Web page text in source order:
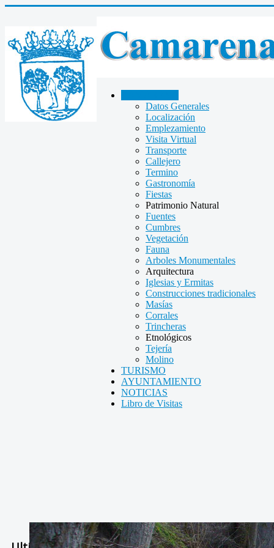
Datos Generales
Localización
Emplezamiento
Visita Virtual
Transporte
Callejero
Termino
Gastronomía
Fiestas
Patrimonio Natural
Fuentes
Cumbres
Vegetación
Fauna
Arboles Monumentales
Arquitectura
Iglesias y Ermitas
Construcciones tradicionales
Masías
Corrales
Trincheras
Etnológicos
Tejería
Molino
TURISMO
AYUNTAMIENTO
NOTICIAS
Libro de Visitas